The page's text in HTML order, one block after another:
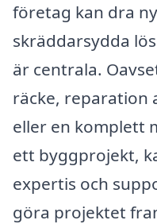
företag kan dra
skräddarsydda
är centrala.
räcke, reparation
eller en komplett
ett byggprojekt,
expertis och
göra projektet